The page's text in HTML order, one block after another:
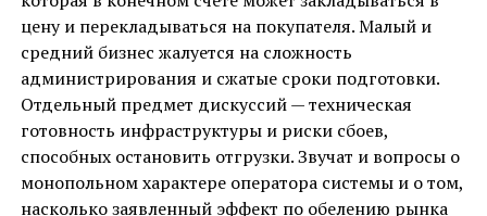
цену и перекладываться на покупателя. Малый и
средний бизнес жалуется на сложность
администрирования и сжатые сроки подготовки.
Отдельный предмет дискуссий — техническая
готовность инфраструктуры и риски сбоев,
способных остановить отгрузки. Звучат и вопросы о
монопольном характере оператора системы и о том,
насколько заявленный эффект по обелению рынка